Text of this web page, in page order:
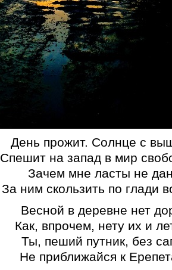
День прожит. Солнце с
Спешит на запад в мир
Зачем мне ласты не
За ним скользить по глади
Весной в деревне нет
Как, впрочем, нету их и
Ты, пеший путник, без
Не приближайся к